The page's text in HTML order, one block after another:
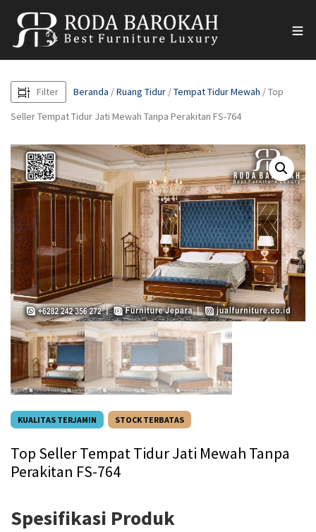
Filter Beranda /Ruang Tidur /Tempat Tidur Mewah / Top
Seller Tempat Tidur Jati Mewah Tanpa Perakitan FS-764
KUALITAS TERJAMIN STOCK TERBATAS
Top Seller Tempat Tidur Jati Mewah Tanpa
Perakitan FS-764
Spesifikasi Produk